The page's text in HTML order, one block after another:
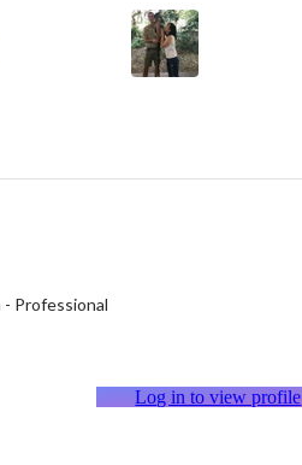
- Professional
Log in to view profile